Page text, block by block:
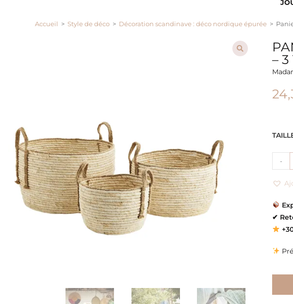
Accueil > Style de déco > Décoration scandinave : déco nordique épurée >
– 3
-
✔